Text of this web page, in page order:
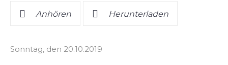
Anhören Herunterladen
Sonntag, den 20.10.2019